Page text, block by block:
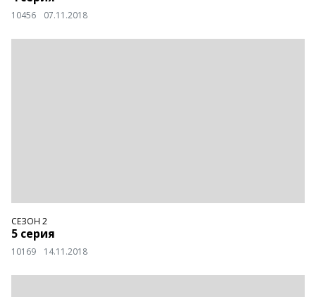
10456 07.11.2018
СЕЗОН 2
5 серия
10169 14.11.2018